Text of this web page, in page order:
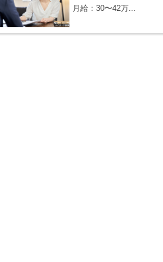
月給：30〜42万...